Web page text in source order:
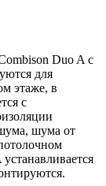
Duo A с
для
этаже, в
с
шума от